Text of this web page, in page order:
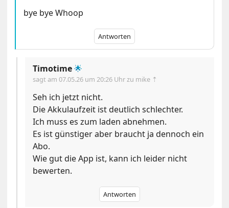
bye bye Whoop
Antworten
Timotime🌟
sagt am07.05.26 um 20:26 Uhrzu mike ⇡
Seh ich jetzt nicht.
Die Akkulaufzeit ist deutlich schlechter.
Ich muss es zum laden abnehmen.
Es ist günstiger aber braucht ja dennoch ein
Abo.
Wie gut die App ist, kann ich leider nicht
bewerten.
Antworten